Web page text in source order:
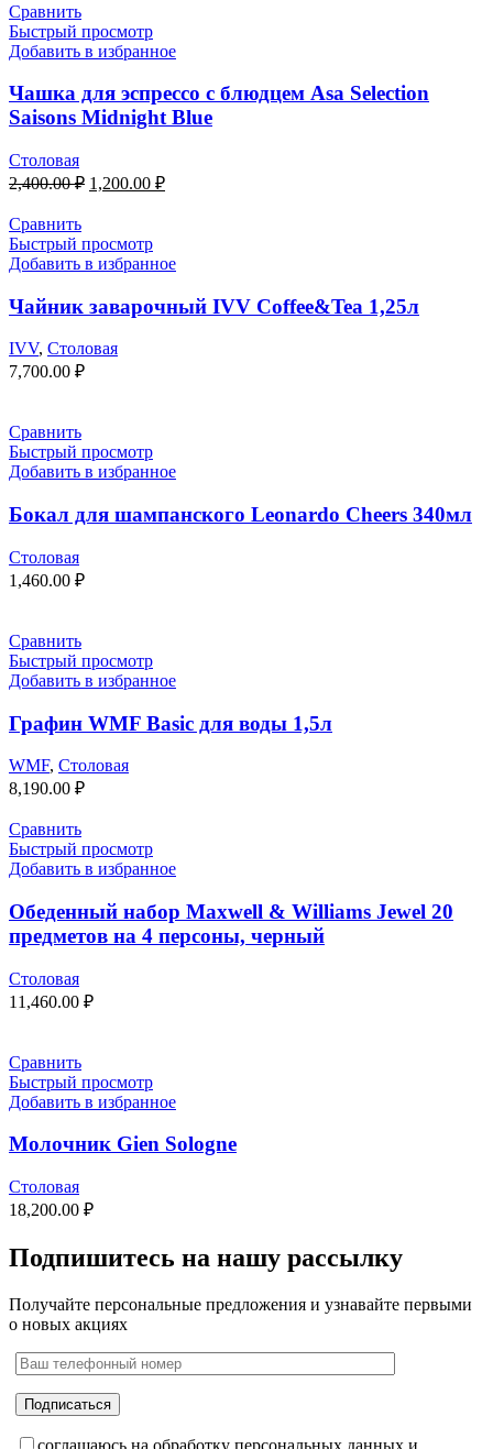
Сравнить
Быстрый просмотр
Добавить в избранное
Чашка для эспрессо с блюдцем Asa Selection
Saisons Midnight Blue
Столовая
2,400.00₽ 1,200.00 ₽
Сравнить
Быстрый просмотр
Добавить в избранное
Чайник заварочный IVV Coffee&Tea 1,25л
IVV, Столовая
7,700.00 ₽
Сравнить
Быстрый просмотр
Добавить в избранное
Бокал для шампанского Leonardo Cheers 340мл
Столовая
1,460.00 ₽
Сравнить
Быстрый просмотр
Добавить в избранное
Графин WMF Basic для воды 1,5л
WMF, Столовая
8,190.00 ₽
Сравнить
Быстрый просмотр
Добавить в избранное
Обеденный набор Maxwell & Williams Jewel 20
предметов на 4 персоны, черный
Столовая
11,460.00 ₽
Сравнить
Быстрый просмотр
Добавить в избранное
Молочник Gien Sologne
Столовая
18,200.00 ₽
Подпишитесь на нашу рассылку
Получайте персональные предложения и узнавайте первыми
о новых акциях
соглашаюсь на обработку персональных данных и